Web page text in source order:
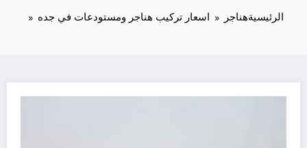
الرئيسيةهناجر اسعار تركيب هناجر ومستودعات في جده